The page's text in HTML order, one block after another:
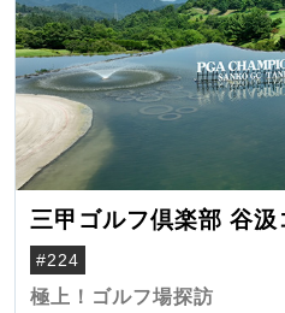
三甲ゴルフ倶楽部 谷
#224
極上！ゴルフ場探訪